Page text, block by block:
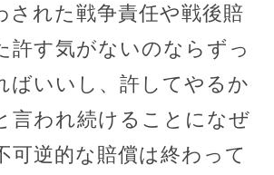
された戦争責任や戦後賠
許す気がないのならずっ
ばいいし、許してやるか
言われ続けることになぜ
可逆的な賠償は終わって